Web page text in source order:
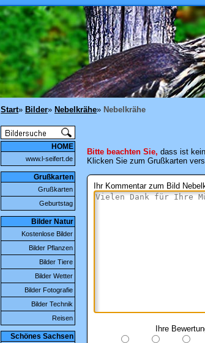
Start» Bilder» Nebelkrähe» Nebelkrähe
HOME
www.l-seifert.de
Grußkarten
Grußkarten
Geburtstag
Bilder Natur
Kostenlose Bilder
Bilder Pflanzen
Bilder Tiere
Bilder Wetter
Bilder Fotografie
Bilder Technik
Reisen
Schönes Sachsen
Bitte beachten Sie, dass ist
Klicken Sie zum Grußkarten
Ihr Kommentar zum Bild
Ihre